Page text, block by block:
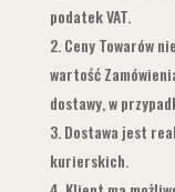
podatek VAT.
Ceny Towarów
wartość
dostawy, w
Dostawa jest
kurierskich.